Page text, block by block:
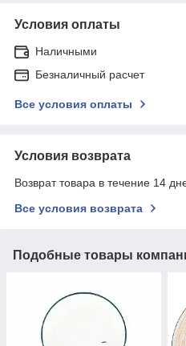
Условия оплаты
Наличными
Безналичный расчет
Все условия оплаты
Условия возврата
Возврат товара в течение 14
Все условия возврата
Подобные товары